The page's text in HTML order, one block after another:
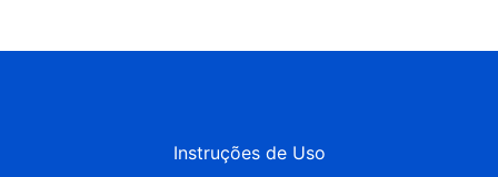
Instruções de Uso